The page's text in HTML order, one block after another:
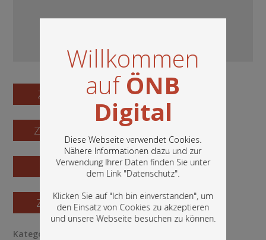
Willkommen
aufÖNB
Digital
Diese Webseite verwendet Cookies.
Nähere Informationen dazu und zur
Verwendung Ihrer Daten finden Sie unter
dem Link "Datenschutz".
Klicken Sie auf "Ich bin einverstanden", um
den Einsatz von Cookies zu akzeptieren
und unsere Webseite besuchen zu können.
In diesem Portal finden Sie die digitalen
Bestände der Österreichischen
Nationalbibliothek: Bücher, Fotografien,
Grafiken und vieles mehr.
Zum Digitalisat
Zum Katalogisat
Zur Vorschau
Zur Bestellung
Kategorie / Medientyp